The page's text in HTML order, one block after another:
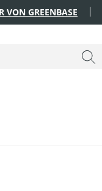
VON GREENBASE